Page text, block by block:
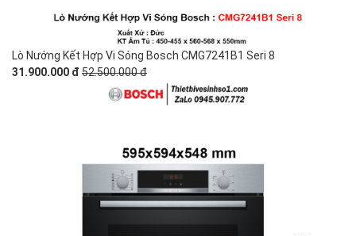
Lò Nướng Kết Hợp Vi Sóng Bosch CMG7241B1 Seri 8
31.900.000 đ 52.500.000 đ